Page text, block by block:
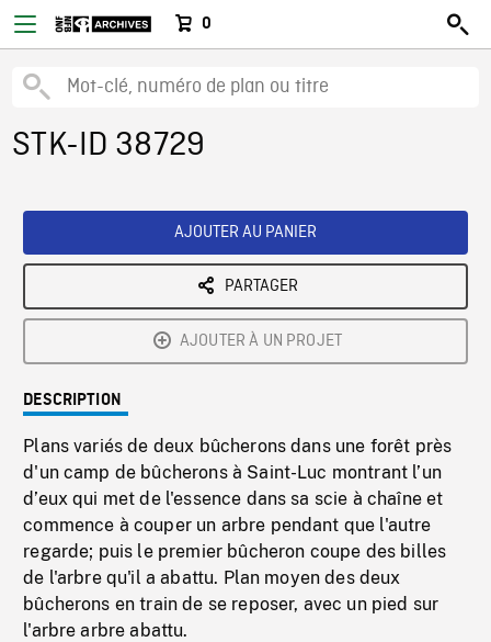
0
STK-ID 38729
AJOUTER AU PANIER
PARTAGER
AJOUTER À UN PROJET
DESCRIPTION
Plans variés de deux bûcherons dans une forêt près
d'un camp de bûcherons à Saint-Luc montrant l’un
d’eux qui met de l'essence dans sa scie à chaîne et
commence à couper un arbre pendant que l'autre
regarde; puis le premier bûcheron coupe des billes
de l'arbre qu'il a abattu. Plan moyen des deux
bûcherons en train de se reposer, avec un pied sur
l'arbre arbre abattu.